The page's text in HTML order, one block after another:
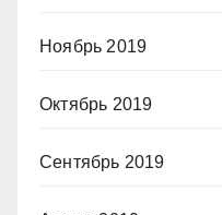
Ноябрь 2019
Октябрь 2019
Сентябрь 2019